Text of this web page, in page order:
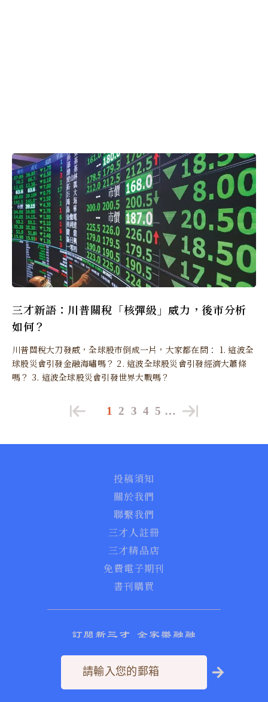
三才新語：川普關稅「核彈級」威力，後市分析
如何？
川普關稅大刀發威，全球股市倒成一片，大家都在問： 1. 這波全
球股災會引發金融海嘯嗎？ 2. 這波全球股災會引發經濟大蕭條
嗎？ 3. 這波全球股災會引發世界大戰嗎？
1 2 3 4 5 …
投稿須知
關於我們
聯繫我們
三才人註冊
三才精品店
免費電子期刊
書刊購買
訂閱新三才 全家樂融融